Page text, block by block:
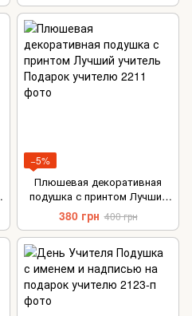
−5%
Плюшевая декоративная
подушка с принтом Лучший
учитель Подарок учителю
380 грн 400 грн